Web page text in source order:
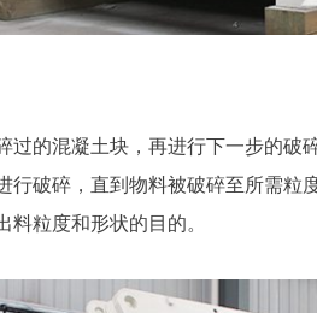
过的混凝土块，再进行下一步的破
行破碎，直到物料被破碎至所需粒
料粒度和形状的目的。